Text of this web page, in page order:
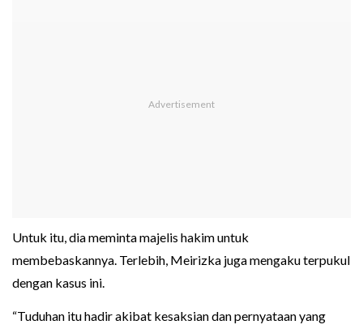
Untuk itu, dia meminta majelis hakim untuk
membebaskannya. Terlebih, Meirizka juga mengaku terpukul
dengan kasus ini.
“Tuduhan itu hadir akibat kesaksian dan pernyataan yang